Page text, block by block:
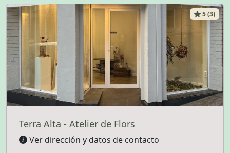
5 (3)
Terra Alta - Atelier de Flors
Ver dirección y datos de contacto